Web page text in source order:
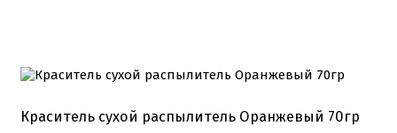
Краситель сухой распылитель Оранжевый 70гр